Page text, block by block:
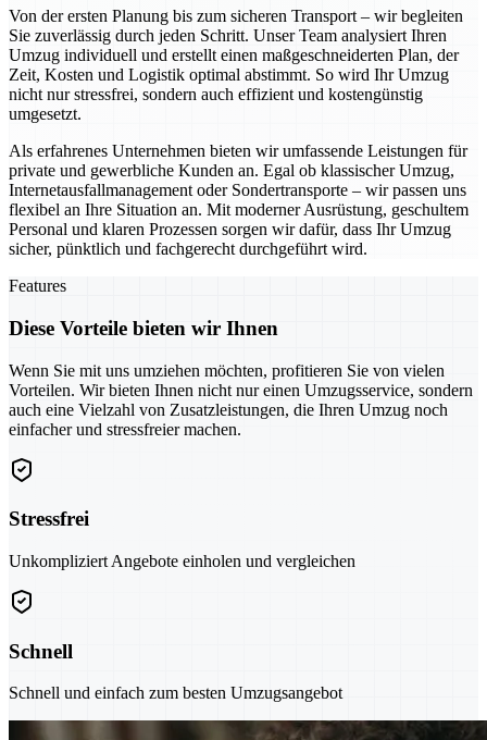
Von der ersten Planung bis zum sicheren Transport – wir begleiten
Sie zuverlässig durch jeden Schritt. Unser Team analysiert Ihren
Umzug individuell und erstellt einen maßgeschneiderten Plan, der
Zeit, Kosten und Logistik optimal abstimmt. So wird Ihr Umzug
nicht nur stressfrei, sondern auch effizient und kostengünstig
umgesetzt.
Als erfahrenes Unternehmen bieten wir umfassende Leistungen für
private und gewerbliche Kunden an. Egal ob klassischer Umzug,
Internetausfallmanagement oder Sondertransporte – wir passen uns
flexibel an Ihre Situation an. Mit moderner Ausrüstung, geschultem
Personal und klaren Prozessen sorgen wir dafür, dass Ihr Umzug
sicher, pünktlich und fachgerecht durchgeführt wird.
Features
Diese Vorteile bieten wir Ihnen
Wenn Sie mit uns umziehen möchten, profitieren Sie von vielen
Vorteilen. Wir bieten Ihnen nicht nur einen Umzugsservice, sondern
auch eine Vielzahl von Zusatzleistungen, die Ihren Umzug noch
einfacher und stressfreier machen.
Stressfrei
Unkompliziert Angebote einholen und vergleichen
Schnell
Schnell und einfach zum besten Umzugsangebot